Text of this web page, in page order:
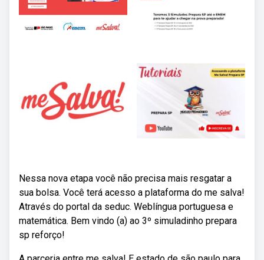
Nessa nova etapa você não precisa mais resgatar a
sua bolsa. Você terá acesso a plataforma do me salva!
Através do portal da seduc. Weblíngua portuguesa e
matemática. Bem vindo (a) ao 3º simuladinho prepara
sp reforço!